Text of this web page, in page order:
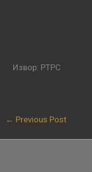
Извор: РТРС
← Previous Post